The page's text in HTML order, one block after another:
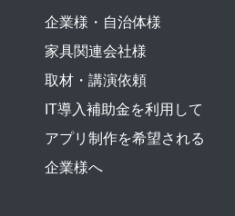
企業様・自治体様
家具関連会社様
取材・講演依頼
IT導入補助金を利用して
アプリ制作を希望される
企業様へ